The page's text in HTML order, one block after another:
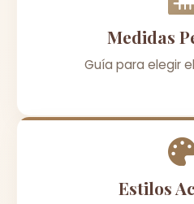
Medidas
Guía para elegir
Estilos